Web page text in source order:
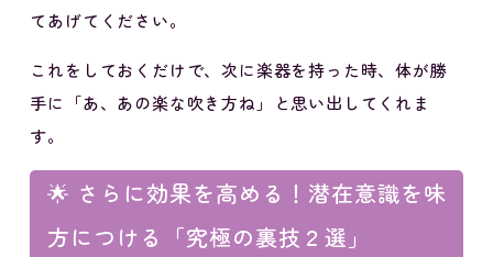
てあげてください。
これをしておくだけで、次に楽器を持った時、体が勝
手に「あ、あの楽な吹き方ね」と思い出してくれま
す。
🌟 さらに効果を高める！潜在意識を味
方につける「究極の裏技２選」